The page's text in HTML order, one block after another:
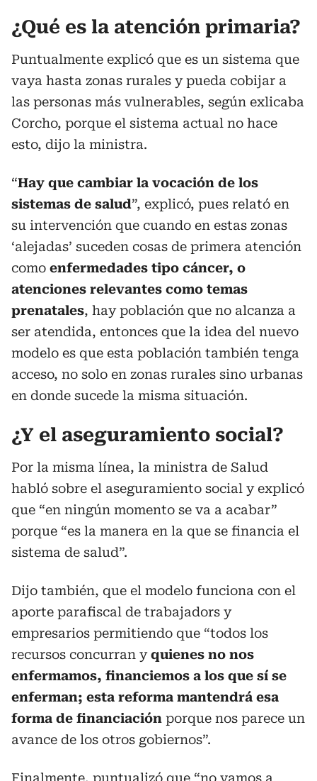
¿Qué es la atención primaria?
Puntualmente explicó que es un sistema que
vaya hasta zonas rurales y pueda cobijar a
las personas más vulnerables, según exlicaba
Corcho, porque el sistema actual no hace
esto, dijo la ministra.
“Hay que cambiar la vocación de los
sistemas de salud”, explicó, pues relató en
su intervención que cuando en estas zonas
‘alejadas’ suceden cosas de primera atención
como enfermedades tipo cáncer, o
atenciones relevantes como temas
prenatales, hay población que no alcanza a
ser atendida, entonces que la idea del nuevo
modelo es que esta población también tenga
acceso, no solo en zonas rurales sino urbanas
en donde sucede la misma situación.
¿Y el aseguramiento social?
Por la misma línea, la ministra de Salud
habló sobre el aseguramiento social y explicó
que “en ningún momento se va a acabar”
porque “es la manera en la que se financia el
sistema de salud”.
Dijo también, que el modelo funciona con el
aporte parafiscal de trabajadors y
empresarios permitiendo que “todos los
recursos concurran yquienes no nos
enfermamos, financiemos a los que sí se
enferman; esta reforma mantendrá esa
forma de financiación porque nos parece un
avance de los otros gobiernos”.
Finalmente, puntualizó que “no vamos a